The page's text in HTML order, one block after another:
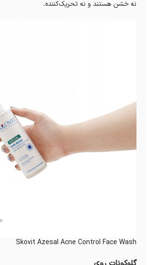
نه خشن هستند و نه تحریک‌کننده.
Skovit Azesal Acne Control Face Wash